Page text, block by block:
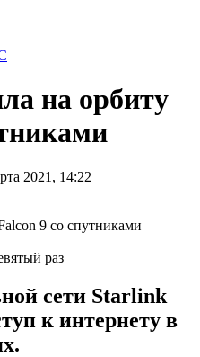
на орбиту
2021, 14:22
раз
сети Starlink
к интернету в